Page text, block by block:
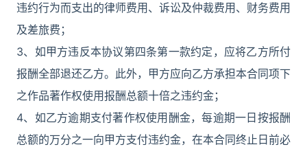
违约行为而支出的律师费用、诉讼及仲裁费用、财务费用
及差旅费；
3、如甲方违反本协议第四条第一款约定，应将乙方所付
报酬全部退还乙方。此外，甲方应向乙方承担本合同项下
之作品著作权使用报酬总额十倍之违约金；
4、如乙方逾期支付著作权使用酬金，每逾期一日按报酬
总额的万分之一向甲方支付违约金，在本合同终止日前必